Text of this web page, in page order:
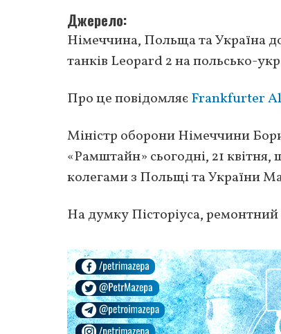
Джерело
Німеччина, Польща та Україна
танків Leopard 2 на польсько-
Про це повідомляє Frankfurter
Міністр оборони Німеччини
«Рамштайн» сьогодні, 21
колегами з Польщі та України
На думку Пісторіуса,